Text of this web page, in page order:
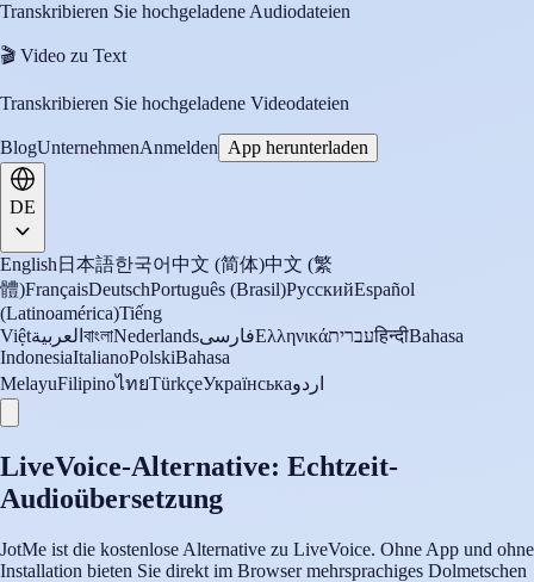
Transkribieren Sie hochgeladene Audiodateien
🎬 Video zu Text
Transkribieren Sie hochgeladene Videodateien
BlogUnternehmenAnmelden App herunterladen
DE
English 日本語한국어中文 (简体)中文 (繁
體)FrançaisDeutschPortuguês (Brasil)РусскийEspañol
(Latinoamérica)Tiếng
Việtالعربية বাংলাNederlandsفارسیΕλληνικάעבריתहिन्दीBahasa
IndonesiaItalianoPolskiBahasa
MelayuFilipinoไทยTürkçeУкраїнськаاردو
LiveVoice-Alternative: Echtzeit-
Audioübersetzung
JotMe ist die kostenlose Alternative zu LiveVoice. Ohne App und ohne
Installation bieten Sie direkt im Browser mehrsprachiges Dolmetschen